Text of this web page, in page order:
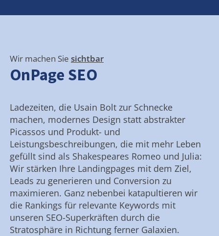
Wir machen Sie sichtbar
OnPage SEO
Ladezeiten, die Usain Bolt zur Schnecke
machen, modernes Design statt abstrakter
Picassos und Produkt- und
Leistungsbeschreibungen, die mit mehr Leben
gefüllt sind als Shakespeares Romeo und Julia:
Wir stärken Ihre Landingpages mit dem Ziel,
Leads zu generieren und Conversion zu
maximieren. Ganz nebenbei katapultieren wir
die Rankings für relevante Keywords mit
unseren SEO-Superkräften durch die
Stratosphäre in Richtung ferner Galaxien.